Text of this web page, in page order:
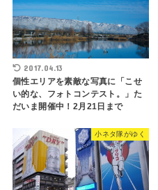
2017.04.13
個性エリアを素敵な写真に「こせ
い的な、フォトコンテスト。」た
だいま開催中！2月21日まで
小ネタ隊がゆく